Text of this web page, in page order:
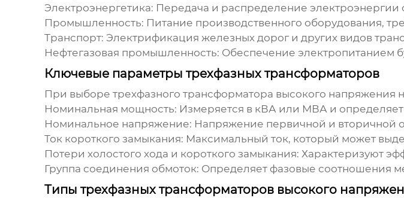
Электроэнергетика: Передача и распределение электроэнергии
Промышленность: Питание производственного оборудования,
Транспорт: Электрификация железных дорог и других видов
Нефтегазовая промышленность: Обеспечение электропитанием
Ключевые параметры трехфазных трансформаторов
При выборе трехфазного трансформатора высокого напряжения
Номинальная мощность: Измеряется в кВА или МВА и
Номинальное напряжение: Напряжение первичной и вторичной
Ток короткого замыкания: Максимальный ток, который может
Потери холостого хода и короткого замыкания: Характеризуют
Группа соединения обмоток: Определяет фазовые соотношения
Типы трехфазных трансформаторов высокого